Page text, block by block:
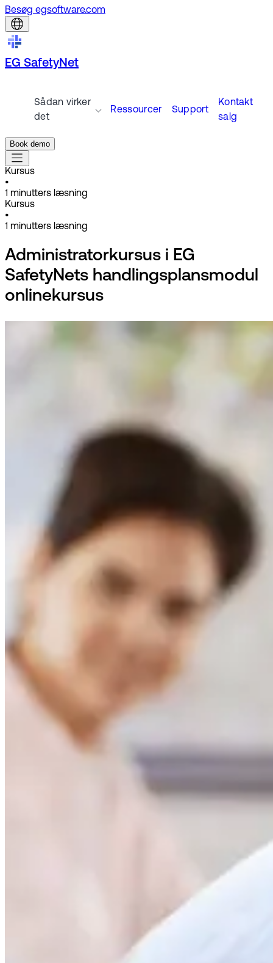
Besøg egsoftware.com
EG SafetyNet
Sådan virker
det
Ressourcer Support
Kontakt
salg
Book demo
Kursus
•
1 minutters læsning
Kursus
•
1 minutters læsning
Administratorkursus i EG
SafetyNets handlingsplansmodul
onlinekursus